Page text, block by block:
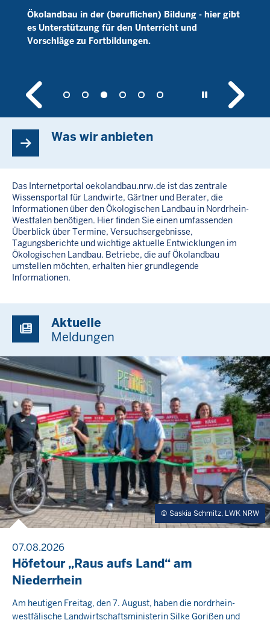
Buchen Sie unsere Newsletter zum Ökolandbau in
NRW und/oder zum Öko-Gemüsebau, zu finden im
Service-Bereich.
Was wir anbieten
Das Internetportal oekolandbau.nrw.de ist das zentrale
Wissensportal für Landwirte, Gärtner und Berater, die
Informationen über den Ökologischen Landbau in Nordrhein-
Westfalen benötigen. Hier finden Sie einen umfassenden
Überblick über Termine, Versuchsergebnisse,
Tagungsberichte und wichtige aktuelle Entwicklungen im
Ökologischen Landbau. Betriebe, die auf Ökolandbau
umstellen möchten, erhalten hier grundlegende
Informationen.
Aktuelle
Meldungen
Saskia Schmitz, LWK NRW
07.08.2026
Höfetour „Raus aufs Land“ am
Niederrhein
Am heutigen Freitag, den 7. August, haben die nordrhein-
westfälische Landwirtschaftsministerin Silke Gorißen und